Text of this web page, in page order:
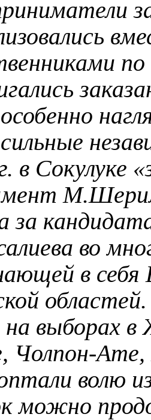
в Сокулуке
за
во
в
на выборах
Чолпон-
волю
можно